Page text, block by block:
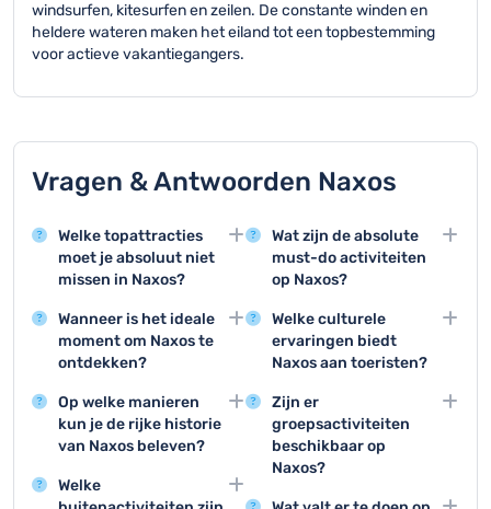
windsurfen, kitesurfen en zeilen. De constante winden en
heldere wateren maken het eiland tot een topbestemming
voor actieve vakantiegangers.
Vragen & Antwoorden Naxos
Welke topattracties
moet je absoluut niet
missen in Naxos?
Naxos biedt geweldige
bezienswaardigheden
zoals de historische
Chora en de prachtige
oude stadskern met zijn
middeleeuwse
Wanneer is het ideale
moment om Naxos te
ontdekken?
De beste periode voor
een bezoek aan Naxos
is tussen mei en oktober,
augustus voor perfect
zomerweer en optimale
Op welke manieren
kun je de rijke historie
van Naxos beleven?
Verken de historische
dorpen, bezoek lokale
Welke
Wat zijn de absolute
must-do activiteiten
op Naxos?
De topactiviteiten zijn
windsurfen bij Laguna
Beach, het verkennen
bezoek aan de
historische Portara
poort.
Welke culturele
ervaringen biedt
Naxos aan toeristen?
Bezoek lokale festivals,
traditionele
muziekavonden,
ambachtelijke
dorpsmusea voor een
Zijn er
groepsactiviteiten
beschikbaar op
Naxos?
Groepen kunnen